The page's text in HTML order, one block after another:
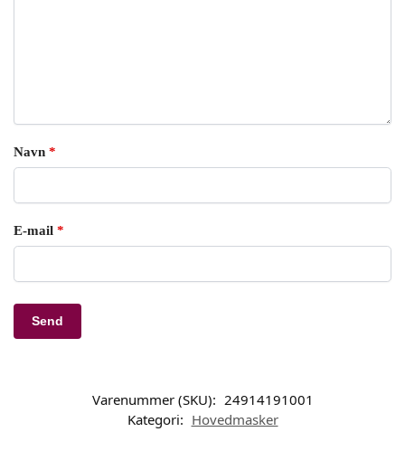
Navn *
E-mail *
Varenummer (SKU): 24914191001
Kategori: Hovedmasker